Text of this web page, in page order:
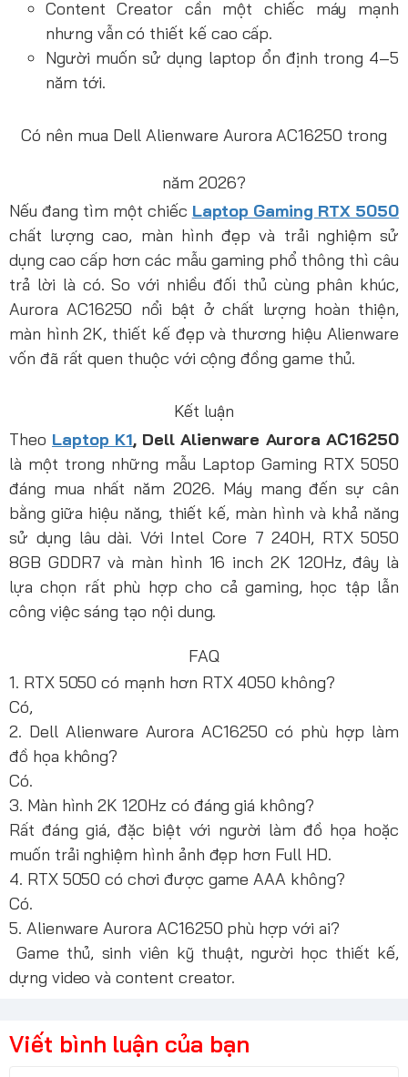
Content Creator cần một chiếc máy mạnh
nhưng vẫn có thiết kế cao cấp.
Người muốn sử dụng laptop ổn định trong 4–5
năm tới.
Có nên mua Dell Alienware Aurora AC16250 trong
năm 2026?
Nếu đang tìm một chiếc Laptop Gaming RTX 5050
chất lượng cao, màn hình đẹp và trải nghiệm sử
dụng cao cấp hơn các mẫu gaming phổ thông thì câu
trả lời là có. So với nhiều đối thủ cùng phân khúc,
Aurora AC16250 nổi bật ở chất lượng hoàn thiện,
màn hình 2K, thiết kế đẹp và thương hiệu Alienware
vốn đã rất quen thuộc với cộng đồng game thủ.
Kết luận
Theo Laptop K1, Dell Alienware Aurora AC16250
là một trong những mẫu Laptop Gaming RTX 5050
đáng mua nhất năm 2026. Máy mang đến sự cân
bằng giữa hiệu năng, thiết kế, màn hình và khả năng
sử dụng lâu dài. Với Intel Core 7 240H, RTX 5050
8GB GDDR7 và màn hình 16 inch 2K 120Hz, đây là
lựa chọn rất phù hợp cho cả gaming, học tập lẫn
công việc sáng tạo nội dung.
FAQ
1. RTX 5050 có mạnh hơn RTX 4050 không?
Có,
2. Dell Alienware Aurora AC16250 có phù hợp làm
đồ họa không?
Có.
3. Màn hình 2K 120Hz có đáng giá không?
Rất đáng giá, đặc biệt với người làm đồ họa hoặc
muốn trải nghiệm hình ảnh đẹp hơn Full HD.
4. RTX 5050 có chơi được game AAA không?
Có.
5. Alienware Aurora AC16250 phù hợp với ai?
Game thủ, sinh viên kỹ thuật, người học thiết kế,
dựng video và content creator.
Viết bình luận của bạn